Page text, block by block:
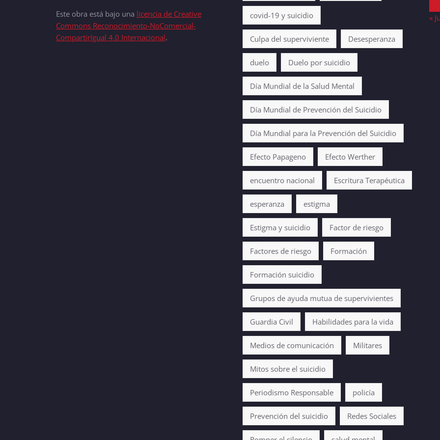
Este obra está bajo una licencia de Creative
Commons Reconocimiento-NoComercial-
CompartirIgual 4.0 Internacional.
covid-19 y suicidio
Culpa del superviviente Desesperanza
duelo Duelo por suicidio
Día Mundial de la Salud Mental
Día Mundial de Prevención del Suicidio
Día Mundial para la Prevención del Suicidio
Efecto Papageno Efecto Werther
encuentro nacional Escritura Terapéutica
esperanza estigma
Estigma y suicidio Factor de riesgo
Factores de riesgo Formación
Formación suicidio
Grupos de ayuda mutua de supervivientes
Guardia Civil Habilidades para la vida
Medios de comunicación Militares
Mitos sobre el suicidio
Periodismo Responsable policía
Prevención del suicidio Redes Sociales
«